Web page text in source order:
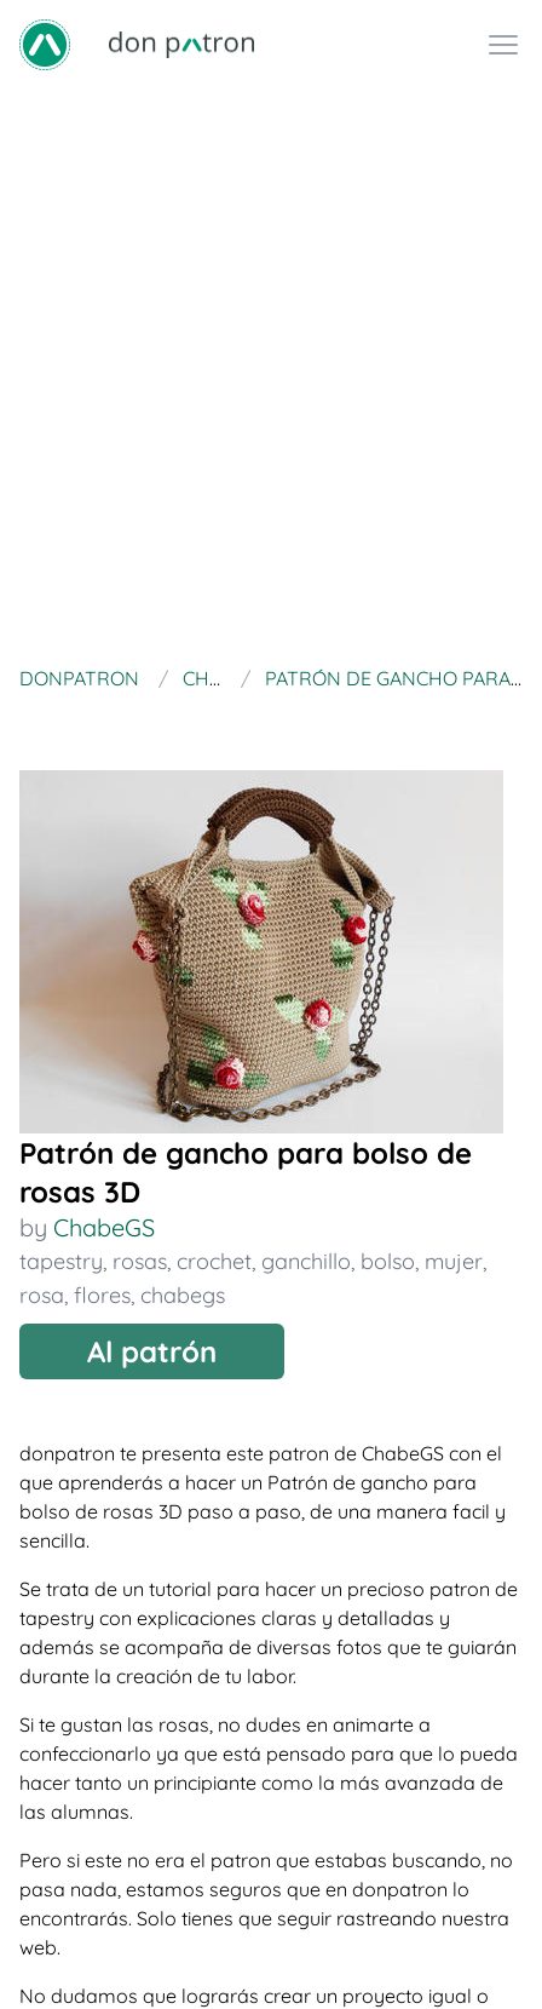
DONPATRON CHABEGS PATRÓN DE GANCHO PARA BOLSO DE ROSAS 3D
Patrón de gancho para bolso de
rosas 3D
by ChabeGS
tapestry, rosas, crochet, ganchillo, bolso, mujer,
rosa, flores, chabegs
Al patrón
donpatron te presenta este patron de ChabeGS con el
que aprenderás a hacer un Patrón de gancho para
bolso de rosas 3D paso a paso, de una manera facil y
sencilla.
Se trata de un tutorial para hacer un precioso patron de
tapestry con explicaciones claras y detalladas y
además se acompaña de diversas fotos que te guiarán
durante la creación de tu labor.
Si te gustan las rosas, no dudes en animarte a
confeccionarlo ya que está pensado para que lo pueda
hacer tanto un principiante como la más avanzada de
las alumnas.
Pero si este no era el patron que estabas buscando, no
pasa nada, estamos seguros que en donpatron lo
encontrarás. Solo tienes que seguir rastreando nuestra
web.
No dudamos que lograrás crear un proyecto igual o